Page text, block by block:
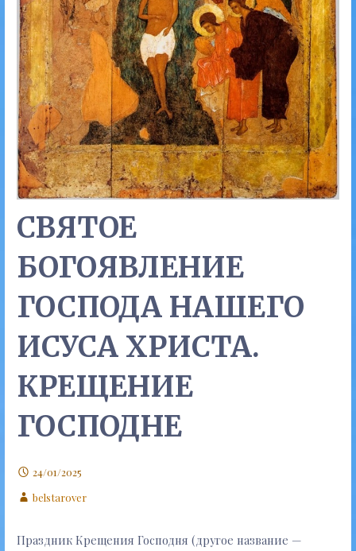
СВЯТОЕ
БОГОЯВЛЕНИЕ
ГОСПОДА НАШЕГО
ИСУСА ХРИСТА.
КРЕЩЕНИЕ
ГОСПОДНЕ
24/01/2025
belstarover
Праздник Крещения Господня (другое название —